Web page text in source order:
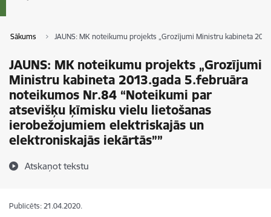
Sākums JAUNS: MK noteikumu projekts „Grozījumi Ministru kabineta
JAUNS: MK noteikumu projekts „Grozījumi
Ministru kabineta 2013.gada 5.februāra
noteikumos Nr.84 “Noteikumi par
atsevišķu ķīmisku vielu lietošanas
ierobežojumiem elektriskajās un
elektroniskajās iekārtās””
Atskaņot tekstu
Publicēts: 21.04.2020.